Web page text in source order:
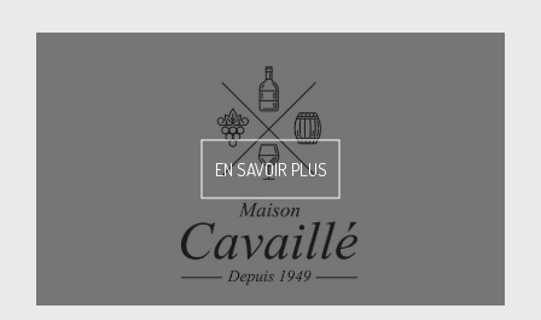
EN SAVOIR PLUS